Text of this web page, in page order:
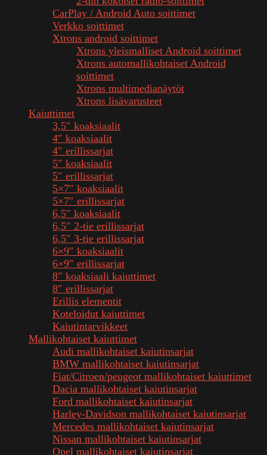
CarPlay / Android Auto soittimet
Verkko soittimet
Xtrons android soittimet
Xtrons yleismalliset Android soittimet
Xtrons automallikohtaiset Android
soittimet
Xtrons multimedianäytöt
Xtrons lisävarusteet
Kaiuttimet
3,5″ koaksiaalit
4″ koaksiaalit
4″ erillissarjat
5″ koaksiaalit
5″ erillissarjat
5×7″ koaksiaalit
5×7″ erillissarjat
6,5″ koaksiaalit
6,5″ 2-tie erillissarjat
6,5″ 3-tie erillissarjat
6×9″ koaksiaalit
6×9″ erillissarjat
8″ koaksiaali kaiuttimet
8″ erillissarjat
Erillis elementit
Koteloidut kaiuttimet
Kaiutintarvikkeet
Mallikohtaiset kaiuttimet
Audi mallikohtaiset kaiutinsarjat
BMW mallikohtaiset kaiutinsarjat
Fiat/Citroen/peugeot mallikohtaiset kaiuttimet
Dacia mallikohtaiset kaiutinsarjat
Ford mallikohtaiset kaiutinsarjat
Harley-Davidson mallikohtaiset kaiutinsarjat
Mercedes mallikohtaiset kaiutinsarjat
Nissan mallikohtaiset kaiutinsarjat
Opel mallikohtaiset kaiutinsarjat